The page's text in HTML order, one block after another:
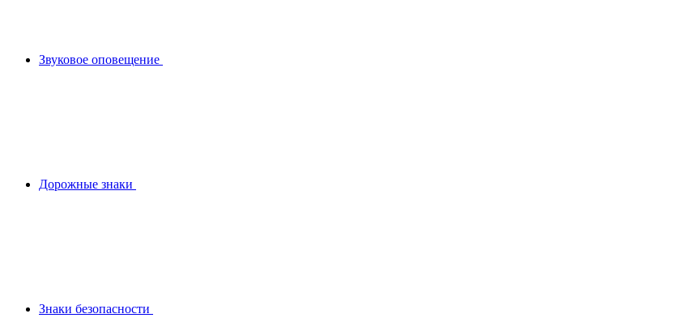
Звуковое оповещение
Дорожные знаки
Знаки безопасности